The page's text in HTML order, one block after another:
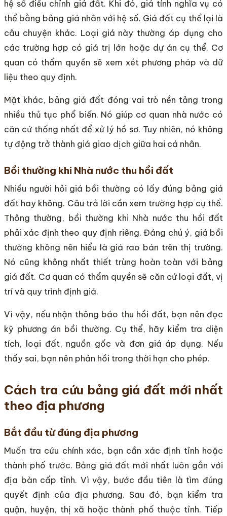
hệ số điều chỉnh giá đất. Khi đó, giá tính nghĩa vụ có
thể bằng bảng giá nhân với hệ số. Giá đất cụ thể lại là
câu chuyện khác. Loại giá này thường áp dụng cho
các trường hợp có giá trị lớn hoặc dự án cụ thể. Cơ
quan có thẩm quyền sẽ xem xét phương pháp và dữ
liệu theo quy định.
Mặt khác, bảng giá đất đóng vai trò nền tảng trong
nhiều thủ tục phổ biến. Nó giúp cơ quan nhà nước có
căn cứ thống nhất để xử lý hồ sơ. Tuy nhiên, nó không
tự động trở thành giá giao dịch giữa hai cá nhân.
Bồi thường khi Nhà nước thu hồi đất
Nhiều người hỏi giá bồi thường có lấy đúng bảng giá
đất hay không. Câu trả lời cần xem trường hợp cụ thể.
Thông thường, bồi thường khi Nhà nước thu hồi đất
phải xác định theo quy định riêng. Đáng chú ý, giá bồi
thường không nên hiểu là giá rao bán trên thị trường.
Nó cũng không nhất thiết trùng hoàn toàn với bảng
giá đất. Cơ quan có thẩm quyền sẽ căn cứ loại đất, vị
trí và quy trình định giá.
Vì vậy, nếu nhận thông báo thu hồi đất, bạn nên đọc
kỹ phương án bồi thường. Cụ thể, hãy kiểm tra diện
tích, loại đất, nguồn gốc và đơn giá áp dụng. Nếu
thấy sai, bạn nên phản hồi trong thời hạn cho phép.
Cách tra cứu bảng giá đất mới nhất
theo địa phương
Bắt đầu từ đúng địa phương
Muốn tra cứu chính xác, bạn cần xác định tỉnh hoặc
thành phố trước. Bảng giá đất mới nhất luôn gắn với
địa bàn cấp tỉnh. Vì vậy, bước đầu tiên là tìm đúng
quyết định của địa phương. Sau đó, bạn kiểm tra
quận, huyện, thị xã hoặc thành phố thuộc tỉnh. Tiếp